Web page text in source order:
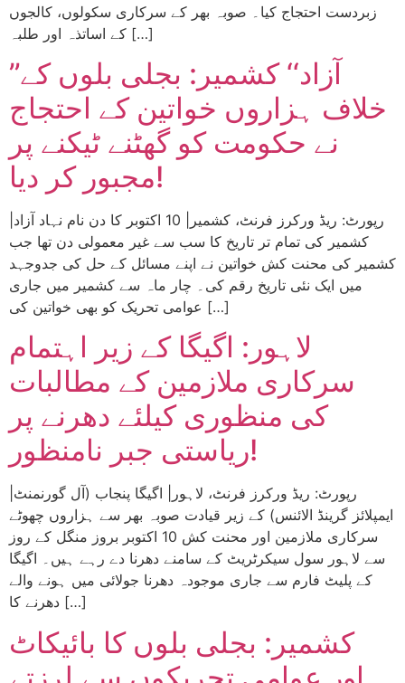
زبردست احتجاج کیا۔ صوبہ بھر کے سرکاری سکولوں، کالجوں
کے اساتذہ اور طلبہ […]
’’آزاد‘‘ کشمیر: بجلی بلوں کے
خلاف ہزاروں خواتین کے احتجاج
نے حکومت کو گھٹنے ٹیکنے پر
مجبور کر دیا!
کشمیر کی تمام تر تاریخ کا سب سے غیر معمولی دن تھا جب
کشمیر کی محنت کش خواتین نے اپنے مسائل کے حل کی جدوجہد
میں ایک نئی تاریخ رقم کی۔ چار ماہ سے کشمیر میں جاری
عوامی تحریک کو بھی خواتین کی […]
لاہور: اگیگا کے زیر اہتمام
سرکاری ملازمین کے مطالبات
کی منظوری کیلئے دھرنے پر
ریاستی جبر نامنظور!
ایمپلائز گرینڈ الائنس) کے زیر قیادت صوبہ بھر سے ہزاروں چھوٹے
سرکاری ملازمین اور محنت کش 10 اکتوبر بروز منگل کے روز
سے لاہور سول سیکرٹریٹ کے سامنے دھرنا دے رہے ہیں۔ اگیگا
کے پلیٹ فارم سے جاری موجودہ دھرنا جولائی میں ہونے والے
دھرنے کا […]
کشمیر: بجلی بلوں کا بائیکاٹ